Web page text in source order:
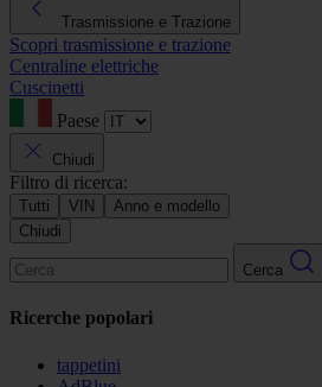
Trasmissione e Trazione
Scopri trasmissione e trazione
Centraline elettriche
Cuscinetti
Paese
Chiudi
Filtro di ricerca:
Tutti VIN
Anno e modello
Chiudi
Cerca
Ricerche popolari
tappetini